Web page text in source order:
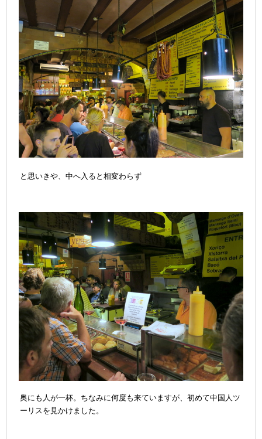
と思いきや、中へ入ると相変わらず
奥にも人が一杯。ちなみに何度も来ていますが、初めて中国人ツ
ーリスを見かけました。